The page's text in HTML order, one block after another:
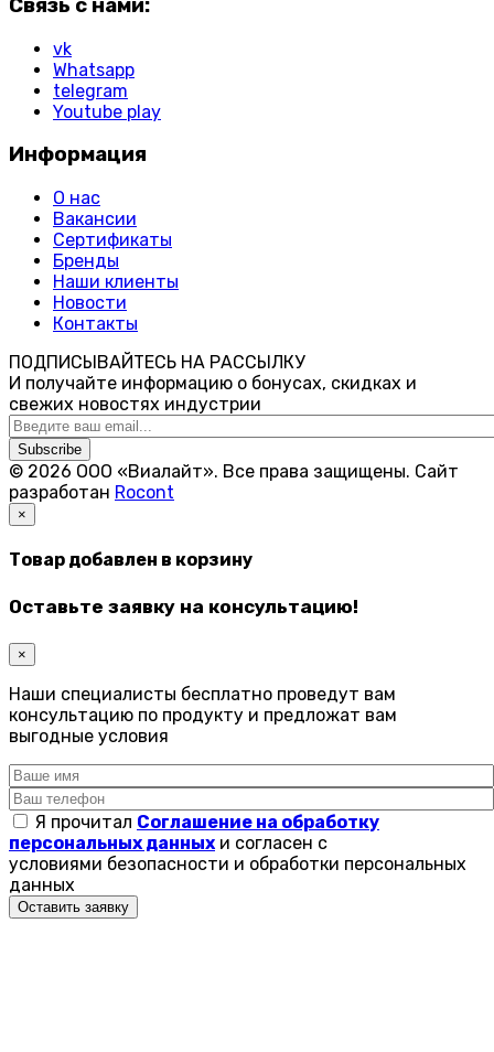
Связь с нами:
vk
Whatsapp
telegram
Youtube play
Информация
О нас
Вакансии
Сертификаты
Бренды
Наши клиенты
Новости
Контакты
ПОДПИСЫВАЙТЕСЬ НА РАССЫЛКУ
И получайте информацию о бонусах, скидках и
свежих новостях индустрии
Subscribe
© 2026 ООО «Виалайт». Все права защищены. Cайт
разработан Rocont
×
Товар добавлен в корзину
Оставьте заявку на консультацию!
×
Наши специалисты бесплатно проведут вам
консультацию по продукту и предложат вам
выгодные условия
Я прочитал Соглашение на обработку
персональных данных и согласен с
условиями безопасности и обработки персональных
данных
Оставить заявку